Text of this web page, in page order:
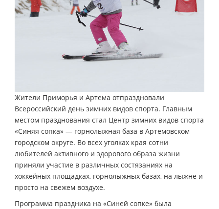
Жители Приморья и Артема отпраздновали
Всероссийский день зимних видов спорта. Главным
местом празднования стал Центр зимних видов спорта
«Синяя сопка» — горнолыжная база в Артемовском
городском округе. Во всех уголках края сотни
любителей активного и здорового образа жизни
приняли участие в различных состязаниях на
хоккейных площадках, горнолыжных базах, на лыжне и
просто на свежем воздухе.
Программа праздника на «Синей сопке» была